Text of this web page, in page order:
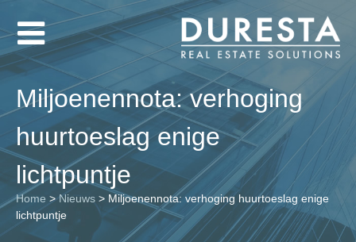
Miljoenennota: verhoging
huurtoeslag enige
lichtpuntje
Home >Nieuws > Miljoenennota: verhoging huurtoeslag enige
lichtpuntje